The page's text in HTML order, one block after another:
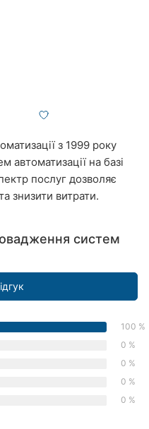
з 1999 року
автоматизації на базі
послуг дозволяє
знизити витрати.
систем
100 %
0 %
0 %
0 %
0 %